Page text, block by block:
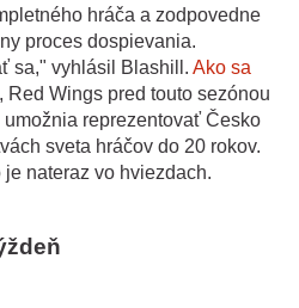
hráča a zodpovedne
proces dospievania.
sa," vyhlásil Blashill. Ako sa
, Red Wings pred touto sezónou
reprezentovať Česko
sveta hráčov do 20 rokov.
nateraz vo hviezdach.